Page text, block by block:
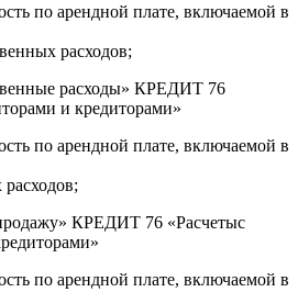
по арендной плате, включаемой в
расходов;
расходы» КРЕДИТ 76
и кредиторами»
по арендной плате, включаемой в
КРЕДИТ 76 «Расчетыс
по арендной плате, включаемой в